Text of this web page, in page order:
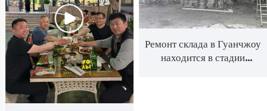
Ремонт склада в Гуанчжоу
находится в стадии